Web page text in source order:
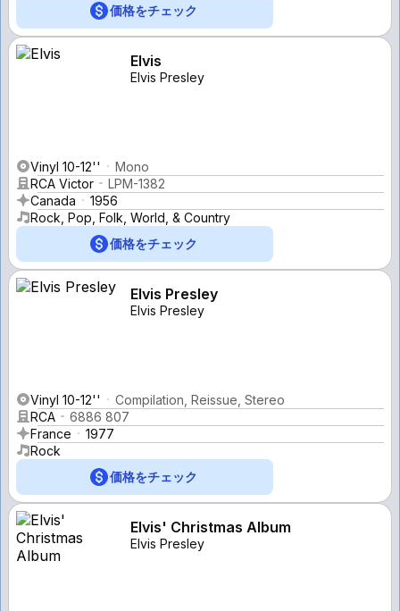
価格をチェック
Elvis
Elvis Presley
Vinyl 10-12''
Mono
RCA Victor
LPM-1382
Canada
1956
Rock, Pop, Folk, World, & Country
価格をチェック
Elvis Presley
Elvis Presley
Vinyl 10-12''
Compilation, Reissue, Stereo
RCA
6886 807
France
1977
Rock
価格をチェック
Elvis' Christmas Album
Elvis Presley